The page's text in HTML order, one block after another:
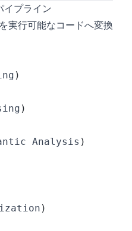
イプライン
実行可能なコードへ変換
)
)
Analysis )
)